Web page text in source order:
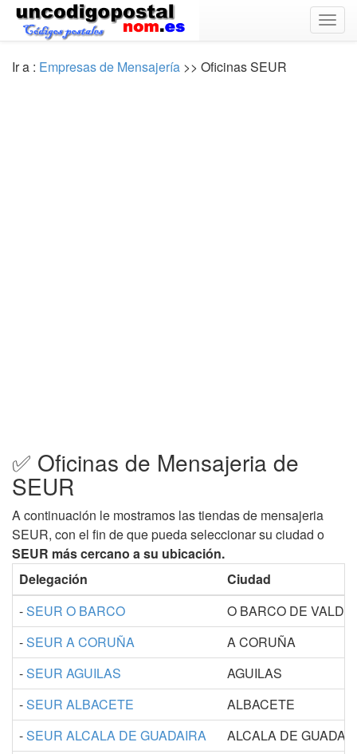
Ir a : Empresas de Mensajería >> Oficinas SEUR
✅ Oficinas de Mensajeria de
SEUR
A continuación le mostramos las tiendas de mensajeria
SEUR, con el fin de que pueda seleccionar su ciudad o
SEUR más cercano a su ubicación.
Delegación
Ciudad
-SEUR O BARCO
O BARCO DE
-SEUR A CORUÑA
A CORUÑA
-SEUR AGUILAS
AGUILAS
-SEUR ALBACETE
ALBACETE
-SEUR ALCALA DE GUADAIRA
ALCALA DE